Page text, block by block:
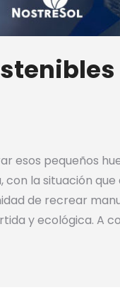
esos pequeños
la situación
de recrear
y ecológica. A